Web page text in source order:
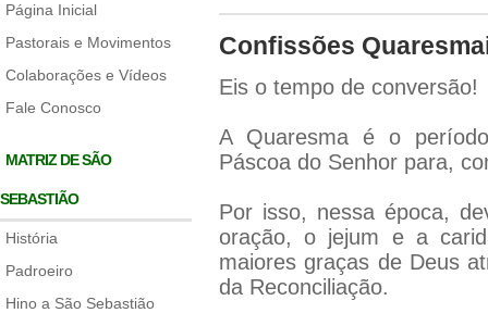
Página Inicial
Pastorais e Movimentos
Colaborações e Vídeos
Fale Conosco
MATRIZ DE SÃO
SEBASTIÃO
História
Padroeiro
Hino a São Sebastião
Confissões
Eis o tempo de conversão!
A Quaresma é o
Páscoa do Senhor para,
Por isso, nessa época,
oração, o jejum e a
maiores graças de Deus
da Reconciliação.